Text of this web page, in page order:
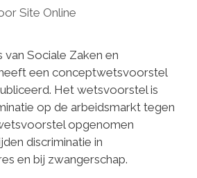
Site Online
van Sociale Zaken en
een conceptwetsvoorstel
Het wetsvoorstel is
op de arbeidsmarkt tegen
opgenomen
discriminatie in
en bij zwangerschap.